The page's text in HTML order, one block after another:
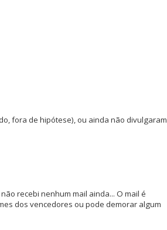
fora de hipótese), ou ainda não divulgaram
recebi nenhum mail ainda... O mail é
dos vencedores ou pode demorar algum